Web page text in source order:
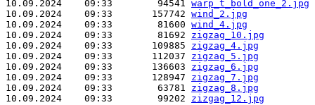
10.09.2024    09:33        94541 warp_t_bold_one_2.jpg
10.09.2024    09:33       157742 wind_2.jpg
10.09.2024    09:33        81600 wind_4.jpg
10.09.2024    09:33        81692 zigzag_10.jpg
10.09.2024    09:33       109885 zigzag_4.jpg
10.09.2024    09:33       112037 zigzag_5.jpg
10.09.2024    09:33       136603 zigzag_6.jpg
10.09.2024    09:33       128947 zigzag_7.jpg
10.09.2024    09:33        63781 zigzag_8.jpg
10.09.2024    09:33        99202 zizgag_12.jpg